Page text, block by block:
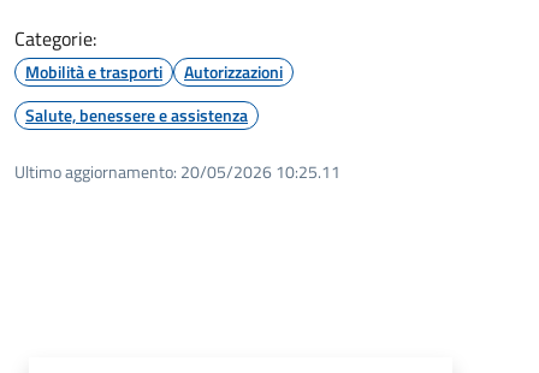
Categorie:
Mobilità e trasporti
Autorizzazioni
Salute, benessere e assistenza
Ultimo aggiornamento: 20/05/2026 10:25.11